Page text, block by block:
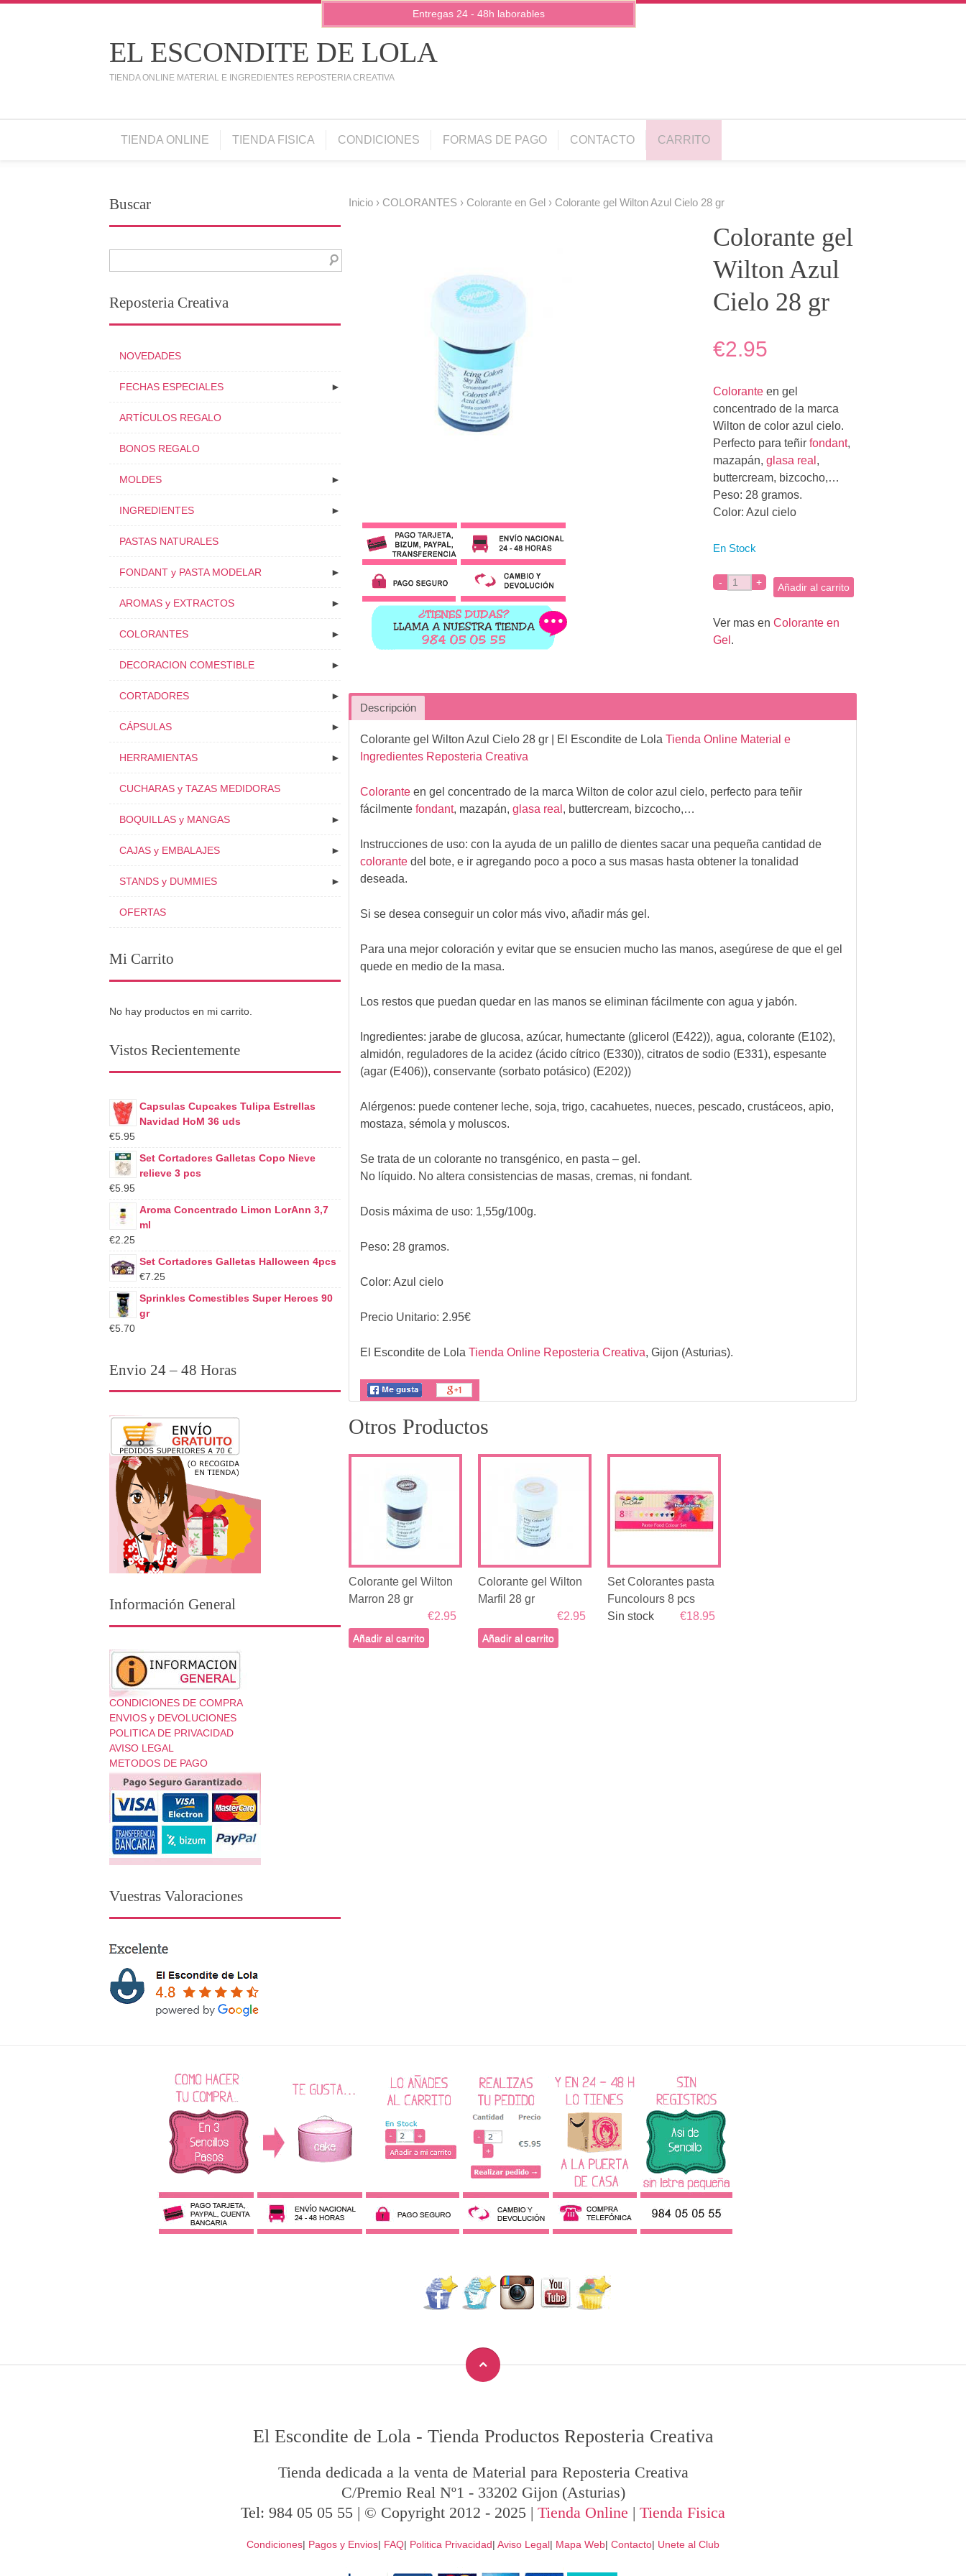
EL ESCONDITE DE LOLA
TIENDA ONLINE MATERIAL E INGREDIENTES REPOSTERIA CREATIVA
TIENDA ONLINE TIENDA FISICA CONDICIONES FORMAS DE PAGO CONTACTO CARRITO
Inicio› COLORANTES› Colorante en Gel › Colorante gel Wilton Azul Cielo 28 gr
Colorante gel
Wilton Azul
Cielo 28 gr
€2.95
Colorante en gel
concentrado de la marca
Wilton de color azul cielo.
Perfecto para teñir fondant,
mazapán, glasa real ,
buttercream, bizcocho,…
Peso: 28 gramos.
Color: Azul cielo
En Stock
Añadir al carrito
Ver mas en Colorante en
Gel .
Descripción
Colorante gel Wilton Azul Cielo 28 gr| El Escondite de Lola Tienda Online Material e
Ingredientes Reposteria Creativa
Coloranteen gel concentrado de la marca Wilton de color azul cielo, perfecto para teñir
fácilmente fondant, mazapán, glasa real , buttercream, bizcocho,…
Instrucciones de uso: con la ayuda de un palillo de dientes sacar una pequeña cantidad de
colorantedel bote, e ir agregando poco a poco a sus masas hasta obtener la tonalidad
deseada.
Si se desea conseguir un color más vivo, añadir más gel.
Para una mejor coloración y evitar que se ensucien mucho las manos, asegúrese de que el gel
quede en medio de la masa.
Los restos que puedan quedar en las manos se eliminan fácilmente con agua y jabón.
Ingredientes: jarabe de glucosa, azúcar, humectante (glicerol (E422)), agua, colorante (E102),
almidón, reguladores de la acidez (ácido cítrico (E330)), citratos de sodio (E331), espesante
(agar (E406)), conservante (sorbato potásico) (E202))
Alérgenos: puede contener leche, soja, trigo, cacahuetes, nueces, pescado, crustáceos, apio,
mostaza, sémola y moluscos.
Se trata de un colorante no transgénico, en pasta – gel.
No líquido. No altera consistencias de masas, cremas, ni fondant.
Dosis máxima de uso: 1,55g/100g.
Peso: 28 gramos.
Color: Azul cielo
Precio Unitario: 2.95€
El Escondite de Lola Tienda Online Reposteria Creativa, Gijon (Asturias).
Otros Productos
Colorante gel Wilton
Marron 28 gr
€2.95
Añadir al carrito
Colorante gel Wilton
Marfil 28 gr
€2.95
Añadir al carrito
Set Colorantes pasta
Funcolours 8 pcs
€18.95
Sin stock
Buscar
Reposteria Creativa
NOVEDADES
►
FECHAS ESPECIALES
ARTÍCULOS REGALO
BONOS REGALO
►
MOLDES
►
INGREDIENTES
PASTAS NATURALES
►
FONDANT y PASTA MODELAR
►
AROMAS y EXTRACTOS
►
COLORANTES
►
DECORACION COMESTIBLE
►
CORTADORES
►
CÁPSULAS
►
HERRAMIENTAS
CUCHARAS y TAZAS MEDIDORAS
►
BOQUILLAS y MANGAS
►
CAJAS y EMBALAJES
►
STANDS y DUMMIES
OFERTAS
Mi Carrito
No hay productos en mi carrito.
Vistos Recientemente
Capsulas Cupcakes Tulipa Estrellas
Navidad HoM 36 uds
€5.95
Set Cortadores Galletas Copo Nieve
relieve 3 pcs
€5.95
Aroma Concentrado Limon LorAnn 3,7
ml
€2.25
Set Cortadores Galletas Halloween 4pcs
€7.25
Sprinkles Comestibles Super Heroes 90
gr
€5.70
Envio 24 – 48 Horas
Información General
CONDICIONES DE COMPRA
ENVIOS y DEVOLUCIONES
POLITICA DE PRIVACIDAD
AVISO LEGAL
METODOS DE PAGO
Vuestras Valoraciones
El Escondite de Lola - Tienda Productos Reposteria Creativa
Tienda dedicada a la venta de Material para Reposteria Creativa
C/Premio Real Nº1 - 33202 Gijon (Asturias)
Tel: 984 05 05 55 | © Copyright 2012 - 2025 | Tienda Online | Tienda Fisica
Condiciones| Pagos y Envios| FAQ| Politica Privacidad| Aviso Legal| Mapa Web| Contacto| Unete al Club
Entregas 24 - 48h laborables